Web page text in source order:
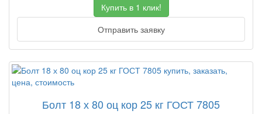
Купить в 1 клик!
Отправить заявку
Болт 18 х 80 оц кор 25 кг ГОСТ 7805